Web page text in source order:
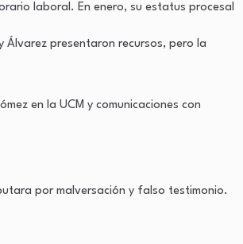
laboral. En enero, su estatus procesal
Álvarez presentaron recursos, pero la
en la UCM y comunicaciones con
por malversación y falso testimonio.